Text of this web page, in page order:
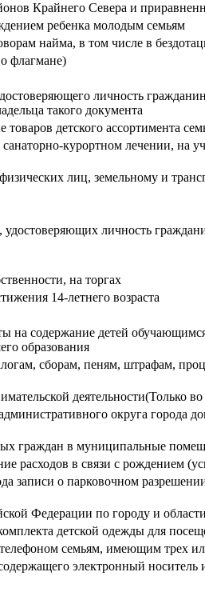
Крайнего Севера и
ребенка молодым семьям
найма, в том числе в
флагмане)
личность
такого документа
детского ассортимента
курортном лечении, на
лиц, земельному и
личность
на торгах
14-летнего возраста
на содержание детей
образования
сборам, пеням, штрафам,
деятельности(Только
округа города
граждан в муниципальные
расходов в связи с рождением
записи о парковочном
Федерации по городу и
детской одежды для
семьям, имеющим трех
электронный